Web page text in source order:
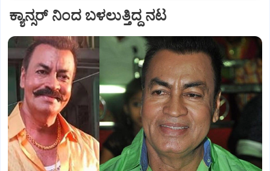
ಕ್ಯಾನ್ಸರ್ ನಿಂದ ಬಳಲುತ್ತಿದ್ದ ನಟ